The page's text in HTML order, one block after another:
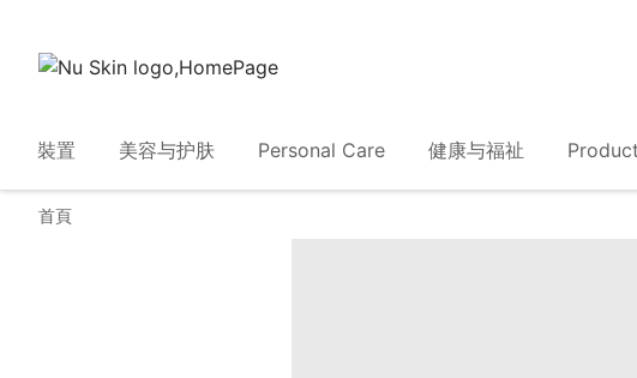
裝置 美容与护肤 Personal Care 健康与福祉
首頁